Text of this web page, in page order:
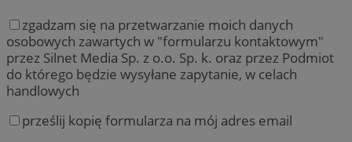
zgadzam się na przetwarzanie moich danych
osobowych zawartych w "formularzu kontaktowym"
przez Silnet Media Sp. z o.o. Sp. k. oraz przez Podmiot
do którego będzie wysyłane zapytanie, w celach
handlowych
prześlij kopię formularza na mój adres email